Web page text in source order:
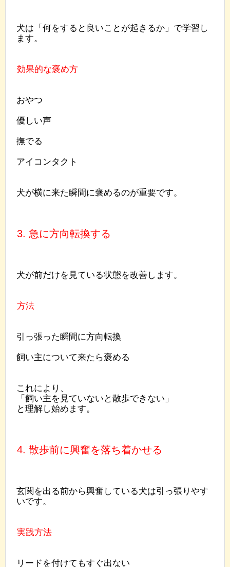
犬は「何をすると良いことが起きるか」で学習し
ます。
効果的な褒め方
おやつ
優しい声
撫でる
アイコンタクト
犬が横に来た瞬間に褒めるのが重要です。
3. 急に方向転換する
犬が前だけを見ている状態を改善します。
方法
引っ張った瞬間に方向転換
飼い主について来たら褒める
これにより、
「飼い主を見ていないと散歩できない」
と理解し始めます。
4. 散歩前に興奮を落ち着かせる
玄関を出る前から興奮している犬は引っ張りやす
いです。
実践方法
リードを付けてもすぐ出ない